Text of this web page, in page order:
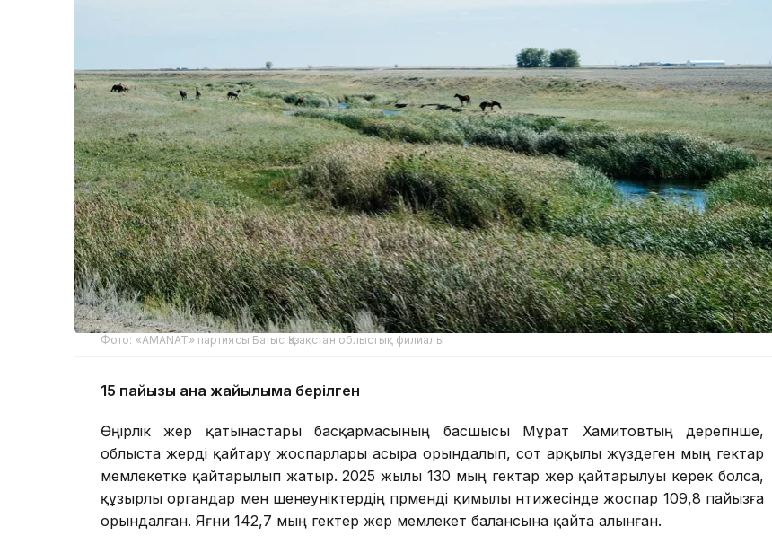
Фото: «AMANAT» партиясы Батыс Қазақстан облыстық филиалы
15 пайызы ғана жайылымға берілген
Өңірлік жер қатынастары басқармасының басшысы Мұрат Хамитовтың дерегінше,
облыста жерді қайтару жоспарлары асыра орындалып, сот арқылы жүздеген мың гектар
мемлекетке қайтарылып жатыр. 2025 жылы 130 мың гектар жер қайтарылуы керек болса,
құзырлы органдар мен шенеуніктердің пәрменді қимылы нәтижесінде жоспар 109,8 пайызға
орындалған. Яғни 142,7 мың гектер жер мемлекет балансына қайта алынған.